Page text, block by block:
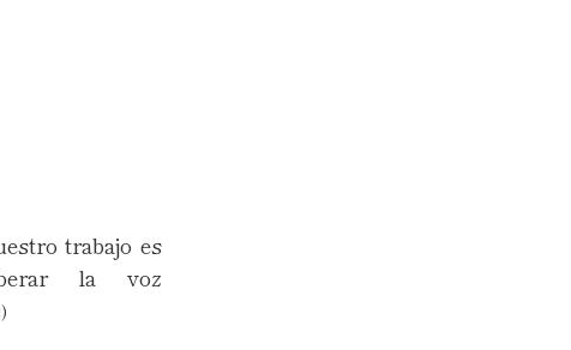
trabajo es
la voz